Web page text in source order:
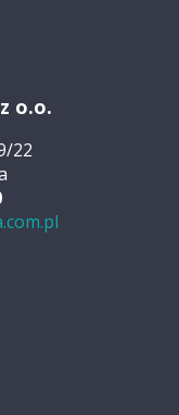
o.o.
22